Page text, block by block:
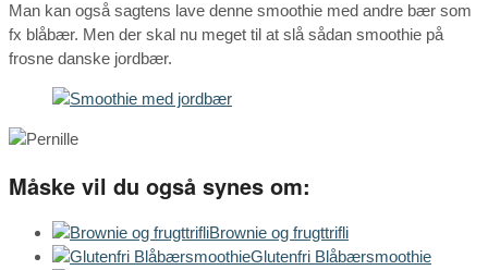
Man kan også sagtens lave denne smoothie med andre bær som
fx blåbær. Men der skal nu meget til at slå sådan smoothie på
frosne danske jordbær.
Måske vil du også synes om:
Brownie og frugttrifli
Glutenfri Blåbærsmoothie